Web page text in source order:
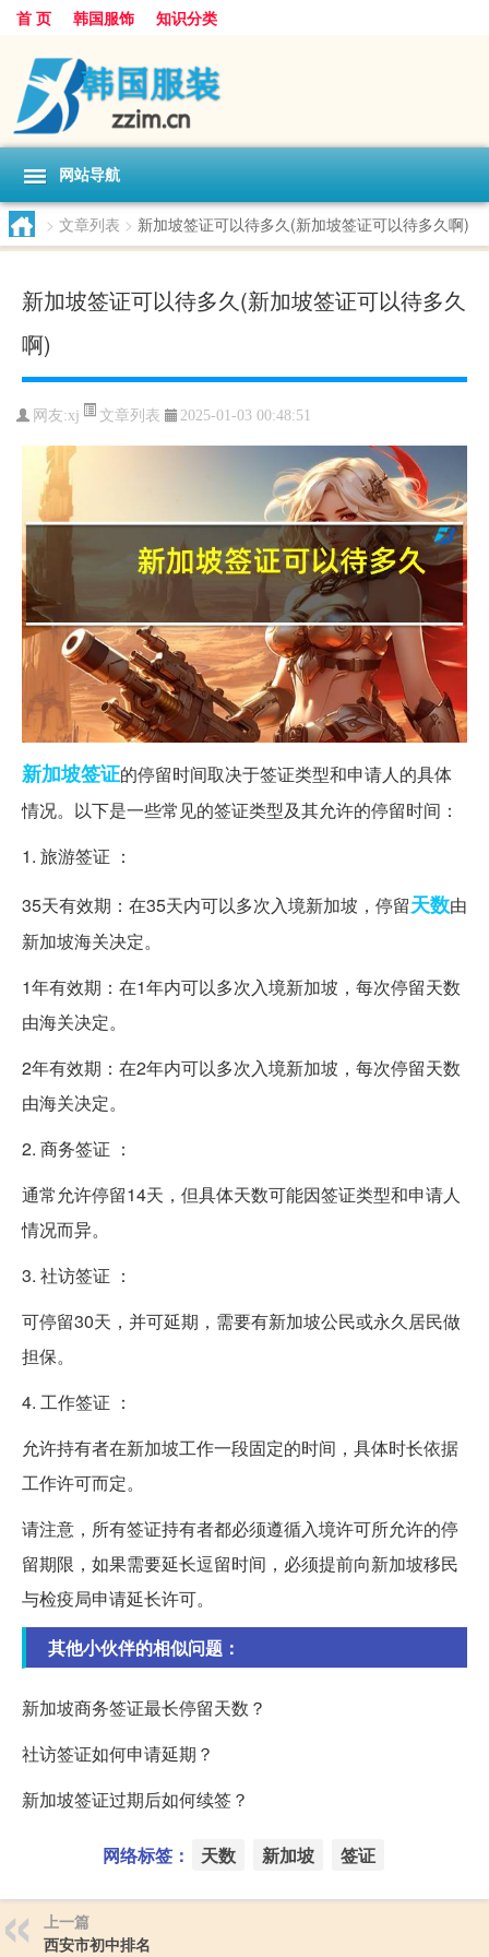
首 页 韩国服饰 知识分类
网站导航
> 文章列表 > 新加坡签证可以待多久(新加坡签证可以待多久啊)
新加坡签证可以待多久(新加坡签证可以待多久
啊)
网友:xj 文章列表 2025-01-03 00:48:51
新加坡签证的停留时间取决于签证类型和申请人的具体
情况。以下是一些常见的签证类型及其允许的停留时间：
1. 旅游签证 ：
35天有效期：在35天内可以多次入境新加坡，停留天数由
新加坡海关决定。
1年有效期：在1年内可以多次入境新加坡，每次停留天数
由海关决定。
2年有效期：在2年内可以多次入境新加坡，每次停留天数
由海关决定。
2. 商务签证 ：
通常允许停留14天，但具体天数可能因签证类型和申请人
情况而异。
3. 社访签证 ：
可停留30天，并可延期，需要有新加坡公民或永久居民做
担保。
4. 工作签证 ：
允许持有者在新加坡工作一段固定的时间，具体时长依据
工作许可而定。
请注意，所有签证持有者都必须遵循入境许可所允许的停
留期限，如果需要延长逗留时间，必须提前向新加坡移民
与检疫局申请延长许可。
其他小伙伴的相似问题：
新加坡商务签证最长停留天数？
社访签证如何申请延期？
新加坡签证过期后如何续签？
网络标签： 天数 新加坡 签证
上一篇
西安市初中排名